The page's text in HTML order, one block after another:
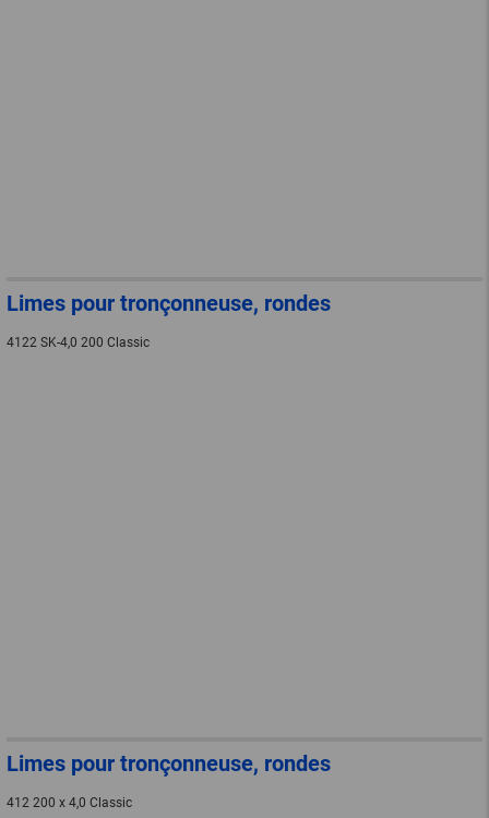
Limes pour tronçonneuse, rondes
4122 SK-4,0 200 Classic
Limes pour tronçonneuse, rondes
412 200 x 4,0 Classic